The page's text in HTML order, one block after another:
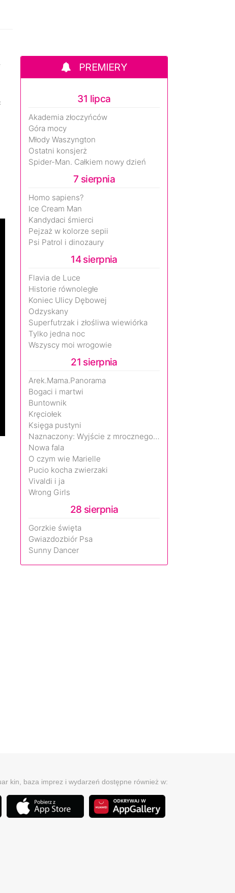
PREMIERY
31 lipca
Akademia złoczyńców
Góra mocy
Młody Waszyngton
Ostatni konsjerż
Spider-Man. Całkiem nowy dzień
7 sierpnia
Homo sapiens?
Ice Cream Man
Kandydaci śmierci
Pejzaż w kolorze sepii
Psi Patrol i dinozaury
14 sierpnia
Flavia de Luce
Historie równoległe
Koniec Ulicy Dębowej
Odzyskany
Superfutrzak i złośliwa wiewiórka
Tylko jedna noc
Wszyscy moi wrogowie
21 sierpnia
Arek.Mama.Panorama
Bogaci i martwi
Buntownik
Kręciołek
Księga pustyni
Naznaczony: Wyjście z mrocznego wymiaru
Nowa fala
O czym wie Marielle
Pucio kocha zwierzaki
Vivaldi i ja
Wrong Girls
28 sierpnia
Gorzkie święta
Gwiazdozbiór Psa
Sunny Dancer
kin, baza imprez i wydarzeń dostępne również w: